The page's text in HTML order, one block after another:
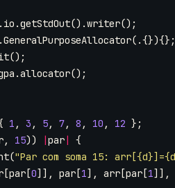
. io .getStdOut().writer();
.GeneralPurposeAllocator(.{}){};
();
.allocator();
1 , 3 , 5, 7, 8 , 10 , 12 };
, 15)) |par|
{
("Par com soma 15:
[par [0]], par [1], arr [par [1]],